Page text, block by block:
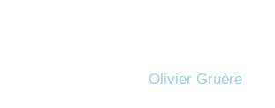
Olivier Gruère